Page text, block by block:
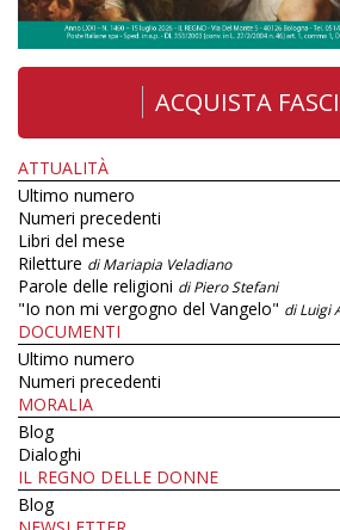
ACQUISTA
ATTUALITÀ
Ultimo numero
Numeri precedenti
Libri del mese
Riletture di Mariapia Veladiano
Parole delle religioni di Piero Stefani
"Io non mi vergogno del Vangelo" di Luigi
DOCUMENTI
Ultimo numero
Numeri precedenti
MORALIA
Blog
Dialoghi
IL REGNO DELLE DONNE
Blog